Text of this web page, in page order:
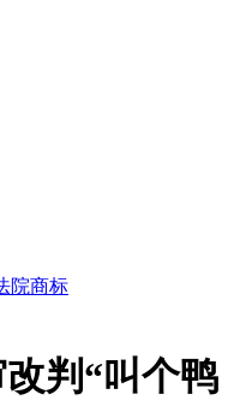
院商标
判“叫个鸭